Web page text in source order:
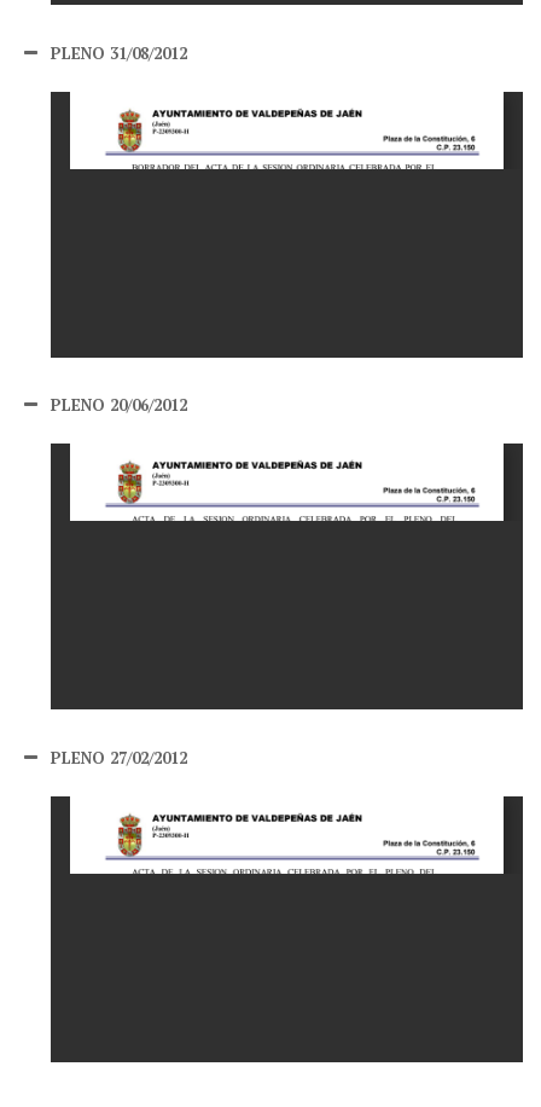
PLENO 31/08/2012
PLENO 20/06/2012
PLENO 27/02/2012